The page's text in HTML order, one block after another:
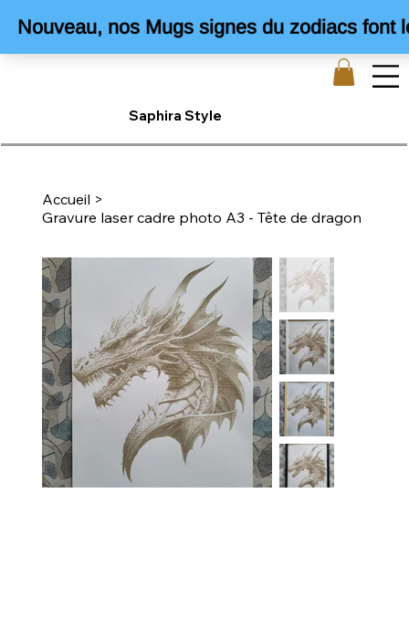
Saphira Style
Accueil >
Gravure laser cadre photo A3 - Tête de dragon